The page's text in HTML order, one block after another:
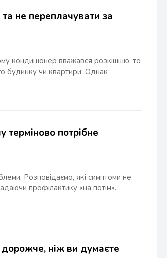
не переплачувати за
кондиціонер вважався розкішшю, то
будинку чи квартири. Однак
потрібне
Розповідаємо, які симптоми не
профілактику «на потім».
дорожче, ніж ви думаєте